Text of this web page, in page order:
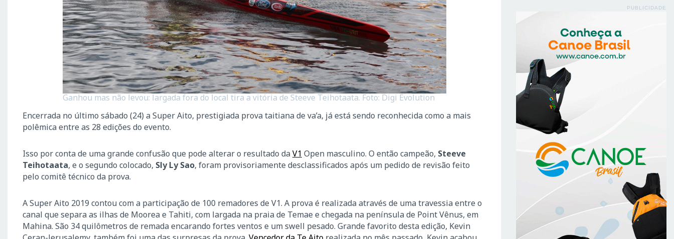
Ganhou mas não levou: largada fora do local tira a vitória de Steeve Teihotaata. Foto: Digi Evolution
Encerrada no último sábado (24) a Super Aito, prestigiada prova taitiana de va’a, já está sendo reconhecida como a mais
polêmica entre as 28 edições do evento.
Isso por conta de uma grande confusão que pode alterar o resultado daV1 Open masculino. O então campeão, Steeve
Teihotaata, e o segundo colocado, Sly Ly Sao, foram provisoriamente desclassificados após um pedido de revisão feito
pelo comitê técnico da prova.
A Super Aito 2019 contou com a participação de 100 remadores de V1. A prova é realizada através de uma travessia entre o
canal que separa as ilhas de Moorea e Tahiti, com largada na praia de Temae e chegada na península de Point Vênus, em
Mahina. São 34 quilômetros de remada encarando fortes ventos e um swell pesado. Grande favorito desta edição, Kevin
PUBLICIDADE